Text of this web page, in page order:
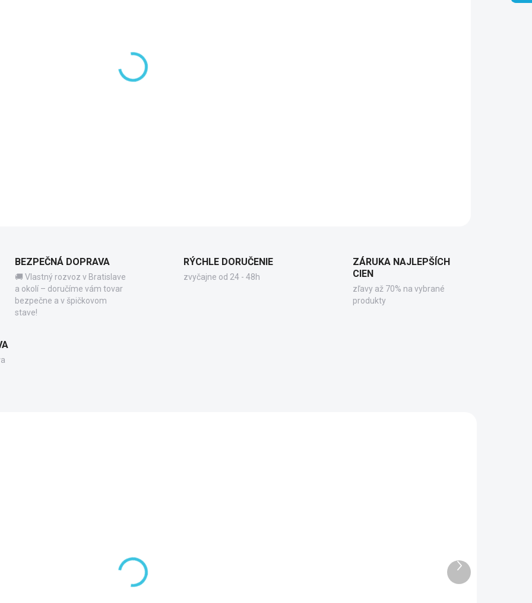
DETAILNÉ INFORMÁCIE
BEZPEČNÁ DOPRAVA
🚚 Vlastný rozvoz v Bratislave
a okolí – doručíme vám tovar
bezpečne a v špičkovom
stave!
RÝCHLE DORUČENIE
zvyčajne od 24 - 48h
ZÁRUKA NAJLEPŠÍCH
CIEN
zľavy až 70% na vybrané
produkty
Ďalší
produkt